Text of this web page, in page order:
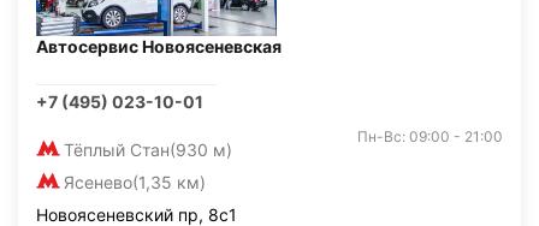
Автосервис Новоясеневская
+7 (495) 023-10-01
Тёплый Стан(930 м)
Ясенево(1,35 км)
Пн-Вс: 09:00 - 21:00
Новоясеневский пр, 8с1